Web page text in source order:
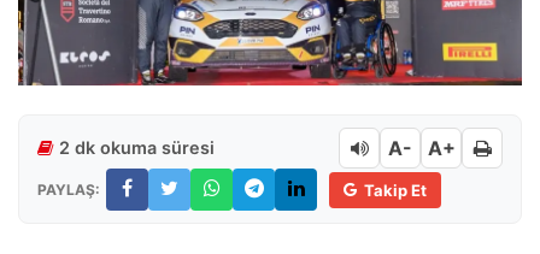
2 dk okuma süresi A- A+
PAYLAŞ: Takip Et